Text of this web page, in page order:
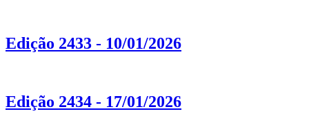
Edição 2433 - 10/01/2026
Edição 2434 - 17/01/2026